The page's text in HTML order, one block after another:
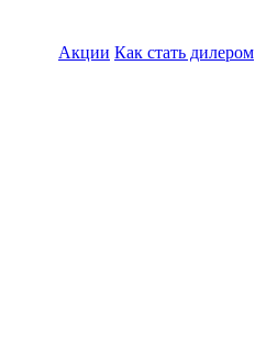
Акции Как стать дилером